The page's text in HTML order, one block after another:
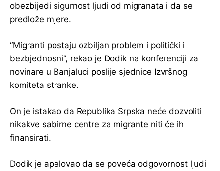
obezbijedi sigurnost ljudi od migranata i da se
predlože mjere.
“Migranti postaju ozbiljan problem i politički i
bezbjednosni”, rekao je Dodik na konferenciji za
novinare u Banjaluci poslije sjednice Izvršnog
komiteta stranke.
On je istakao da Republika Srpska neće dozvoliti
nikakve sabirne centre za migrante niti će ih
finansirati.
Dodik je apelovao da se poveća odgovornost ljudi